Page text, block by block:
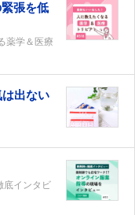
張を低
薬学＆医療
出ない
底インタビ